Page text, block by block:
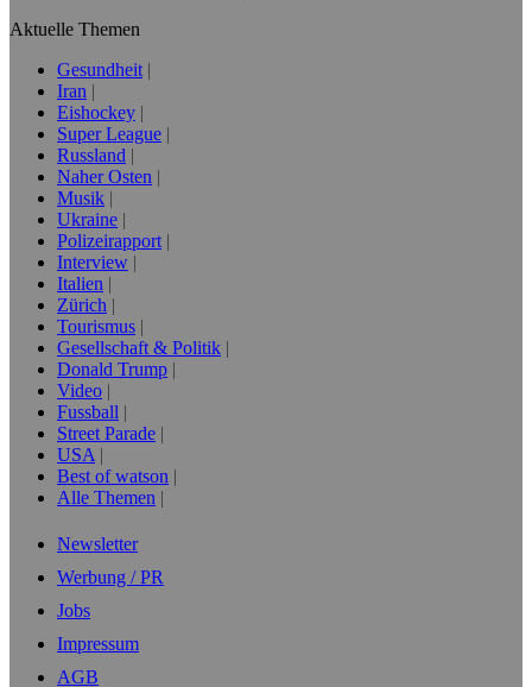
Aktuelle Themen
Gesundheit
Iran
Eishockey
Super League
Russland
Naher Osten
Musik
Ukraine
Polizeirapport
Interview
Italien
Zürich
Tourismus
Gesellschaft & Politik
Donald Trump
Video
Fussball
Street Parade
USA
Best of watson
Alle Themen
Newsletter
Werbung / PR
Jobs
Impressum
AGB